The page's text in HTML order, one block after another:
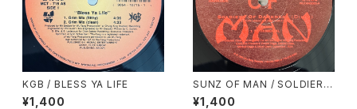
KGB / BLESS YA LIFE
¥1,400
SUNZ OF MAN / SOLDIERS
OF DARKNESS
¥1,400